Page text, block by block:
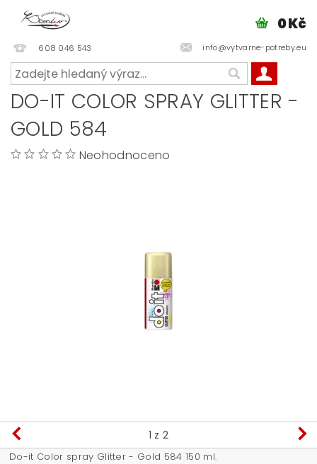
608 046 543 info@vytvarne-potreby.eu
0 Kč
DO-IT COLOR SPRAY GLITTER -
GOLD 584
Neohodnoceno
1 z 2
Do-it Color spray Glitter - Gold 584 150 ml.